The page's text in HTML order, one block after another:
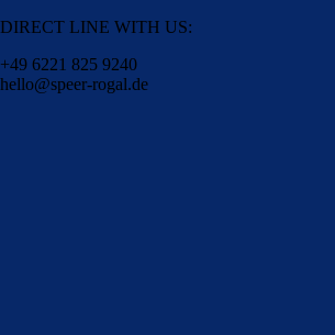
DIRECT LINE WITH US:
+49 6221 825 9240
hello@speer-rogal.de